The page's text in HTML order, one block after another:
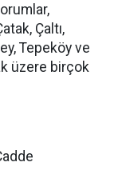
Çaltı,
Tepeköy ve
üzere birçok